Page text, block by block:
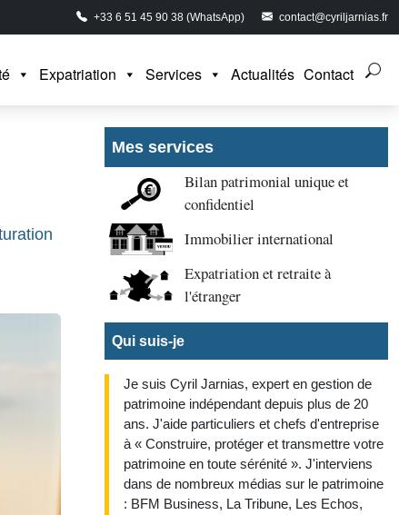
+33 6 51 45 90 38 (WhatsApp) contact@cyriljarnias.fr
Expatriation Services Actualités Contact
Mes services
Bilan patrimonial unique et
confidentiel
Immobilier international
Expatriation et retraite à
l'étranger
Qui suis-je
Je suis Cyril Jarnias, expert en gestion de
patrimoine indépendant depuis plus de 20
ans. J'aide particuliers et chefs d'entreprise
à « Construire, protéger et transmettre votre
patrimoine en toute sérénité ». J'interviens
dans de nombreux médias sur le patrimoine
: BFM Business, La Tribune, Les Echos,